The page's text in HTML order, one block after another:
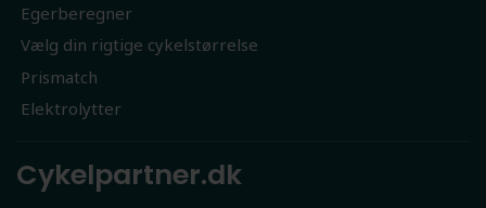
Egerberegner
Vælg din rigtige cykelstørrelse
Prismatch
Elektrolytter
Cykelpartner.dk